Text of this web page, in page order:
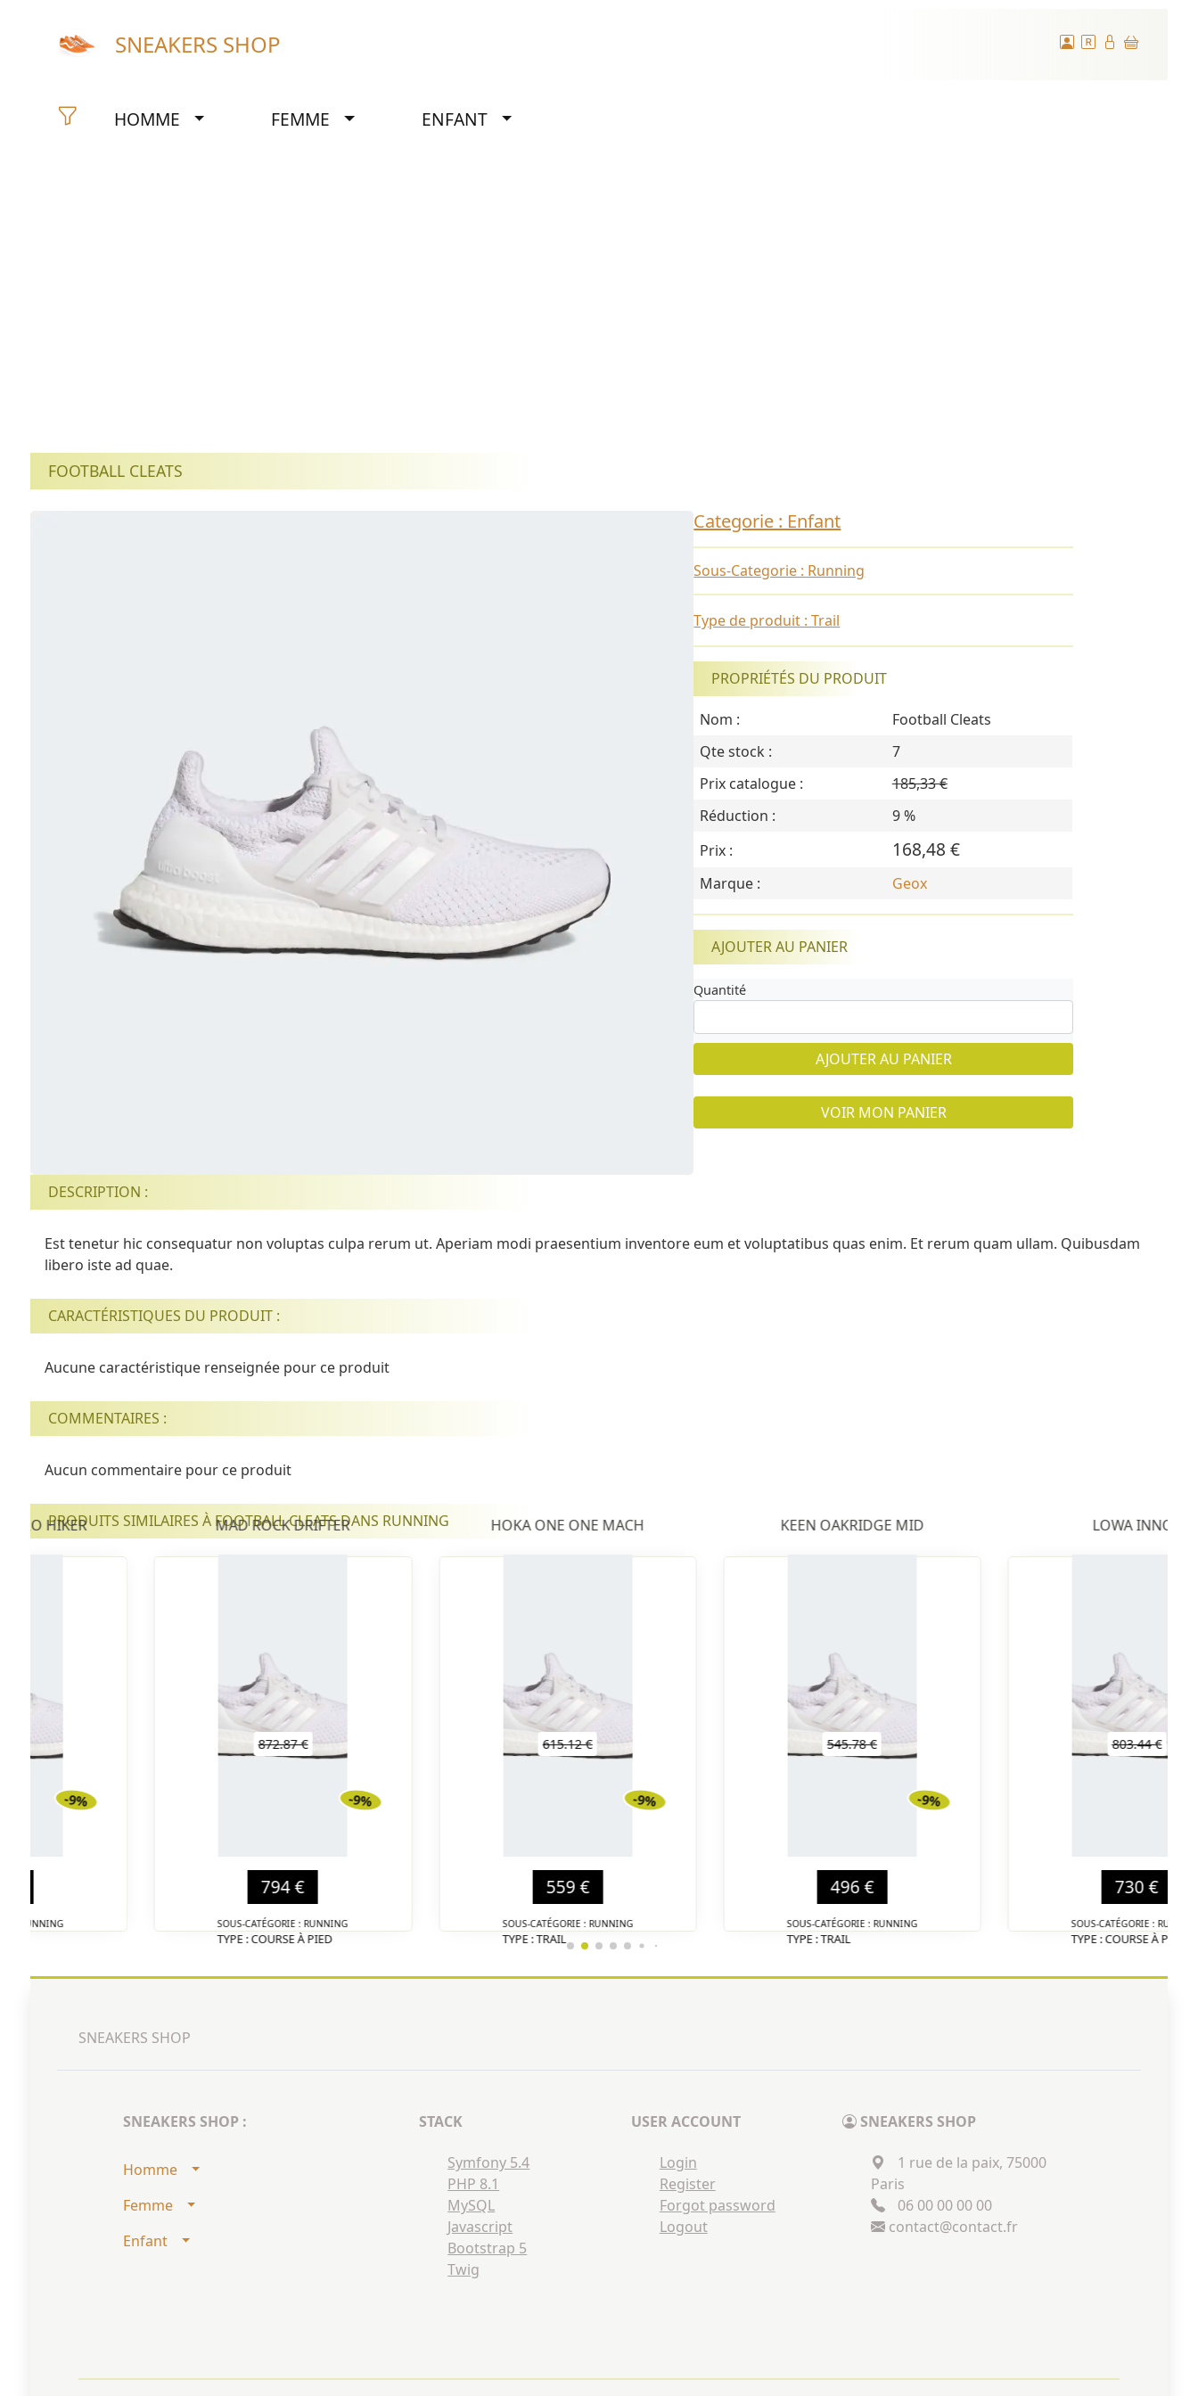
SNEAKERS SHOP
HOMME FEMME ENFANT
FOOTBALL CLEATS
Categorie : Enfant
Sous-Categorie : Running
Type de produit : Trail
PROPRIÉTÉS DU PRODUIT
Nom :
Football Cleats
Qte stock :
7
Prix catalogue :
185,33 €
Réduction :
9 %
Prix :
168,48 €
Marque : Geox
AJOUTER AU PANIER
Quantité
AJOUTER AU PANIER
VOIR MON PANIER
DESCRIPTION :
Est tenetur hic consequatur non voluptas culpa rerum ut. Aperiam modi praesentium inventore eum et voluptatibus quas enim. Et rerum quam ullam. Quibusdam
libero iste ad quae.
CARACTÉRISTIQUES DU PRODUIT :
Aucune caractéristique renseignée pour ce produit
COMMENTAIRES :
Aucun commentaire pour ce produit
PRODUITS SIMILAIRES À FOOTBALL CLEATS DANS RUNNING
HIKER
: RUNNING
-9%
MAD ROCK DRIFTER
872.87 €
794 €
SOUS-CATÉGORIE : RUNNING
TYPE : COURSE À PIED
-9%
HOKA ONE ONE MACH
615.12 €
559 €
SOUS-CATÉGORIE : RUNNING
TYPE : TRAIL
-9%
KEEN OAKRIDGE MID
545.78 €
496 €
SOUS-CATÉGORIE : RUNNING
TYPE : TRAIL
-9%
LOWA INNOX
803.44 €
730 €
SOUS-CATÉGORIE :
TYPE : COURSE À PIED
SNEAKERS SHOP
SNEAKERS SHOP :
Homme
Femme
Enfant
STACK
Symfony 5.4
PHP 8.1
MySQL
Javascript
Bootstrap 5
Twig
USER ACCOUNT
Login
Register
Forgot password
Logout
SNEAKERS SHOP
1 rue de la paix, 75000
Paris
06 00 00 00 00
contact@contact.fr